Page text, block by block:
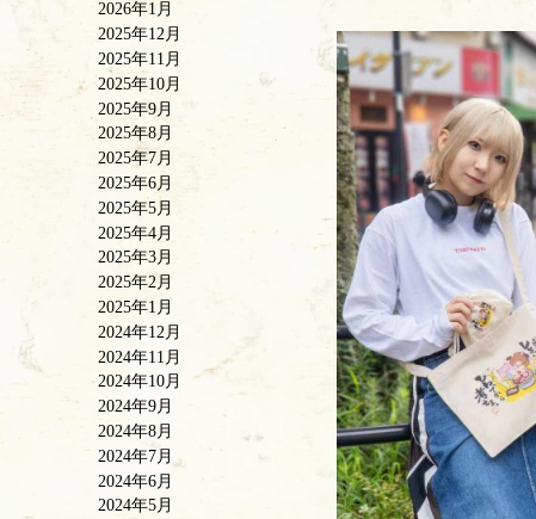
2026年1月
2025年12月
2025年11月
2025年10月
2025年9月
2025年8月
2025年7月
2025年6月
2025年5月
2025年4月
2025年3月
2025年2月
2025年1月
2024年12月
2024年11月
2024年10月
2024年9月
2024年8月
2024年7月
2024年6月
2024年5月